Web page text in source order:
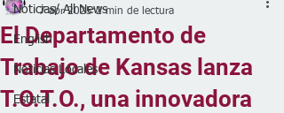
Noticias/ All News
English
Noticias Locales
Estatal
El Departamento de
Trabajo de Kansas lanza
T.O.T.O., una innovadora
7 abr 2025 2 min de lectura